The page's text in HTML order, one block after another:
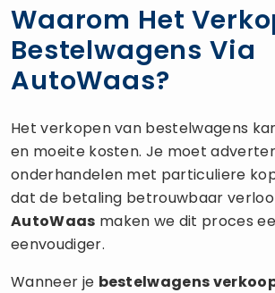
Waarom Het
Bestelwagens Via
AutoWaas?
Het verkopen van bestelwagens
en moeite kosten. Je moet
onderhandelen met particuliere
dat de betaling betrouwbaar
AutoWaas maken we dit proces
eenvoudiger.
Wanneer je bestelwagens